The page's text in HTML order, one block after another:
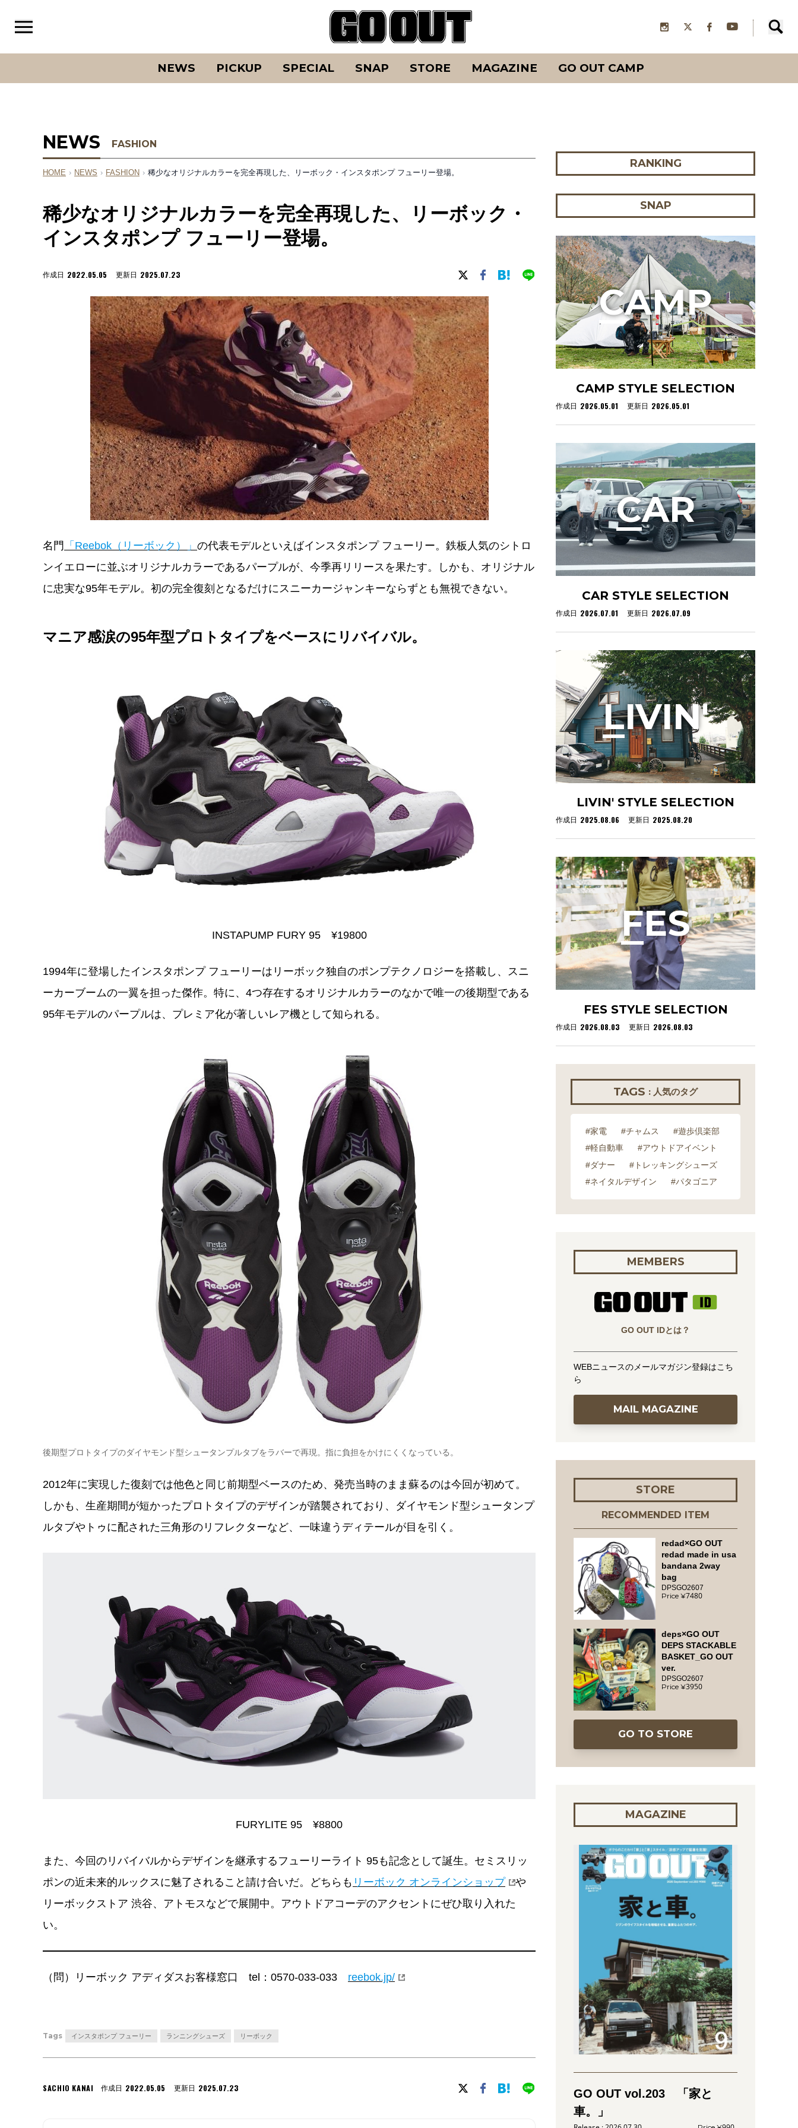
NEWS PICKUP SPECIAL SNAP STORE MAGAZINE GO OUT CAMP
NEWS FASHION
HOME › NEWS › FASHION › 稀少なオリジナルカラーを完全再現した、リーボック・インスタポンプ フューリー登場。
稀少なオリジナルカラーを完全再現した、リーボック・
インスタポンプ フューリー登場。
作成日 2022.05.05 更新日 2025.07.23
名門 「Reebok（リーボック）」 の代表モデルといえばインスタポンプ フューリー。鉄板人気のシトロ
ンイエローに並ぶオリジナルカラーであるパープルが、今季再リリースを果たす。しかも、オリジナル
に忠実な95年モデル。初の完全復刻となるだけにスニーカージャンキーならずとも無視できない。
マニア感涙の95年型プロトタイプをベースにリバイバル。
INSTAPUMP FURY 95 ¥19800
1994年に登場したインスタポンプ フューリーはリーボック独自のポンプテクノロジーを搭載し、スニ
ーカーブームの一翼を担った傑作。特に、4つ存在するオリジナルカラーのなかで唯一の後期型である
95年モデルのパープルは、プレミア化が著しいレア機として知られる。
後期型プロトタイプのダイヤモンド型シュータンプルタブをラバーで再現。指に負担をかけにくくなっている。
2012年に実現した復刻では他色と同じ前期型ベースのため、発売当時のまま蘇るのは今回が初めて。
しかも、生産期間が短かったプロトタイプのデザインが踏襲されており、ダイヤモンド型シュータンプ
ルタブやトゥに配された三角形のリフレクターなど、一味違うディテールが目を引く。
FURYLITE 95 ¥8800
また、今回のリバイバルからデザインを継承するフューリーライト 95も記念として誕生。セミスリッ
ポンの近未来的ルックスに魅了されること請け合いだ。どちらも リーボック オンラインショップ
や
リーボックストア 渋谷、アトモスなどで展開中。アウトドアコーデのアクセントにぜひ取り入れた
い。
（問）リーボック アディダスお客様窓口 tel：0570-033-033 reebok.jp/
Tags インスタポンプ フューリー ランニングシューズ リーボック
SACHIO KANAI 作成日 2022.05.05 更新日 2025.07.23
RANKING
SNAP
CAMP STYLE SELECTION
作成日 2026.05.01 更新日 2026.05.01
CAMP
CAR STYLE SELECTION
作成日 2026.07.01 更新日 2026.07.09
CAR
LIVIN' STYLE SELECTION
作成日 2025.08.06 更新日 2025.08.20
LIVIN'
FES STYLE SELECTION
作成日 2026.08.03 更新日 2026.08.03
FES
TAGS : 人気のタグ
#家電 #チャムス
#遊歩倶楽部
#軽自動車
#アウトドアイベント
#ダナー
#トレッキングシューズ
#ネイタルデザイン
#パタゴニア
MEMBERS
GO OUT IDとは？
WEBニュースのメールマガジン登録はこち
ら
MAIL MAGAZINE
STORE
RECOMMENDED ITEM
redad×GO OUT
redad made in usa
bandana 2way
bag
DPSGO2607
7480
deps×GO OUT
DEPS STACKABLE
BASKET_GO OUT
ver.
DPSGO2607
3950
GO TO STORE
MAGAZINE
GO OUT vol.203 「家と
車。」